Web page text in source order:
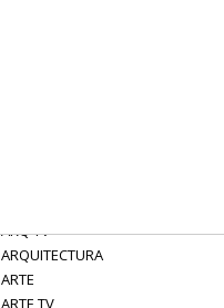
ARQ TV
ARQUITECTURA
ARTE
ARTE TV